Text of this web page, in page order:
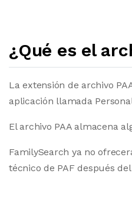
¿Qué es el
La extensión de archivo
aplicación llamada
El archivo PAA almacena
FamilySearch ya no
técnico de PAF después